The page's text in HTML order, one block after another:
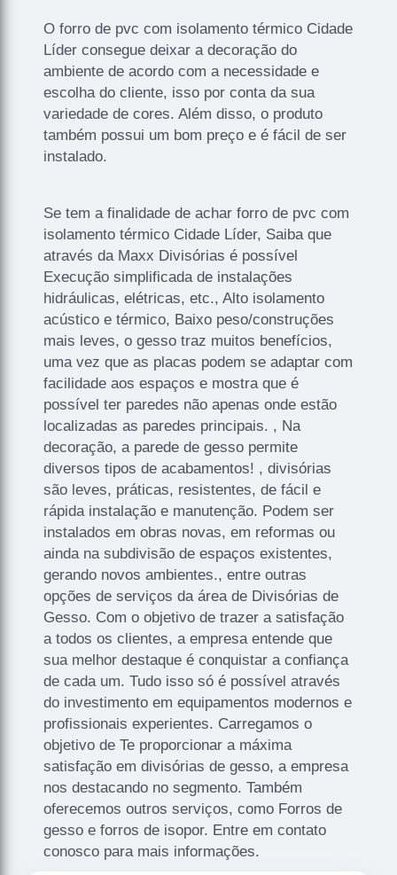
O forro de pvc com isolamento térmico Cidade
Líder consegue deixar a decoração do
ambiente de acordo com a necessidade e
escolha do cliente, isso por conta da sua
variedade de cores. Além disso, o produto
também possui um bom preço e é fácil de ser
instalado.
Se tem a finalidade de achar forro de pvc com
isolamento térmico Cidade Líder, Saiba que
através da Maxx Divisórias é possível
Execução simplificada de instalações
hidráulicas, elétricas, etc., Alto isolamento
acústico e térmico, Baixo peso/construções
mais leves, o gesso traz muitos benefícios,
uma vez que as placas podem se adaptar com
facilidade aos espaços e mostra que é
possível ter paredes não apenas onde estão
localizadas as paredes principais. , Na
decoração, a parede de gesso permite
diversos tipos de acabamentos! , divisórias
são leves, práticas, resistentes, de fácil e
rápida instalação e manutenção. Podem ser
instalados em obras novas, em reformas ou
ainda na subdivisão de espaços existentes,
gerando novos ambientes., entre outras
opções de serviços da área de Divisórias de
Gesso. Com o objetivo de trazer a satisfação
a todos os clientes, a empresa entende que
sua melhor destaque é conquistar a confiança
de cada um. Tudo isso só é possível através
do investimento em equipamentos modernos e
profissionais experientes. Carregamos o
objetivo de Te proporcionar a máxima
satisfação em divisórias de gesso, a empresa
nos destacando no segmento. Também
oferecemos outros serviços, como Forros de
gesso e forros de isopor. Entre em contato
conosco para mais informações.